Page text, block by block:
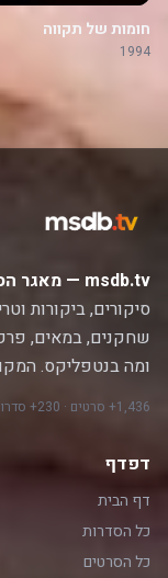
חומות של תקווה
1994
msdb.tv — מאגר הסדרות והסרטים המוביל בעברית.
סיקורים, ביקורות
שחקנים, במאים,
ומה בנטפליקס.
1,436+ סרטים · 230+ סדרות · 12,000+ פרקים
דפדף
דף הבית
כל הסדרות
כל הסרטים